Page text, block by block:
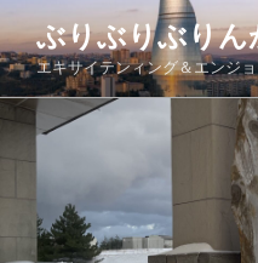
ン
テ
ン
ツ
ぶりぶりぶりん
エキサイテンィング＆エンジ